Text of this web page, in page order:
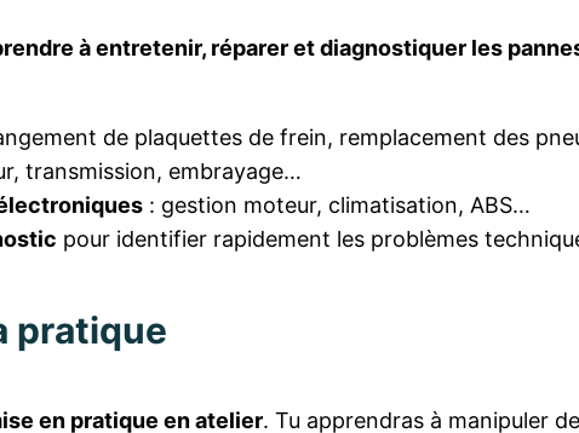
à entretenir, réparer et diagnostiquer les
de plaquettes de frein, remplacement des
transmission, embrayage…
: gestion moteur, climatisation, ABS…
pour identifier rapidement les problèmes
pratique
en pratique en atelier. Tu apprendras à manipuler